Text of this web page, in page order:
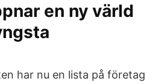
en ny värld
har nu en lista på företag